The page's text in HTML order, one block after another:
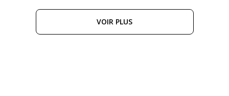
VOIR PLUS